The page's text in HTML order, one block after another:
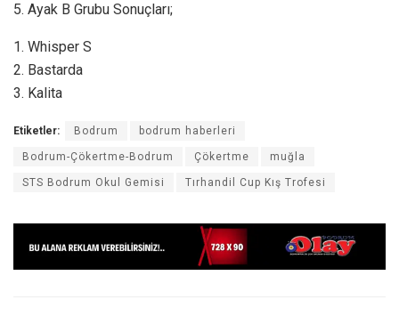
5.⁠ ⁠Ayak B Grubu Sonuçları;
1.⁠ ⁠Whisper S
2.⁠ ⁠Bastarda
3.⁠ ⁠Kalita
Etiketler: Bodrum bodrum haberleri
Bodrum-Çökertme-Bodrum Çökertme muğla
STS Bodrum Okul Gemisi Tırhandil Cup Kış Trofesi